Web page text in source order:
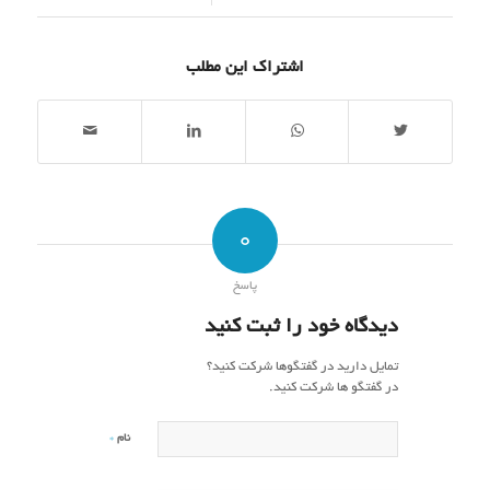
اشتراک این مطلب
0
پاسخ
دیدگاه خود را ثبت کنید
تمایل دارید در گفتگوها شرکت کنید؟
در گفتگو ها شرکت کنید.
نام *